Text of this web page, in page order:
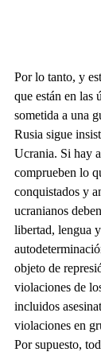
Por lo tanto, y
que están en las
sometida a una
Rusia sigue
Ucrania. Si hay
comprueben lo
conquistados y
ucranianos
libertad, lengua
objeto de
violaciones de
incluidos
violaciones en
Por supuesto,